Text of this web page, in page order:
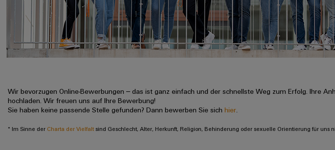
Wir bevorzugen Online-Bewerbungen – das ist ganz einfach und der schnellste Weg zum Erfolg. Ihre
hochladen. Wir freuen uns auf Ihre Bewerbung!
Sie haben keine passende Stelle gefunden? Dann bewerben Sie sich hier
* Im Sinne der Charta der Vielfalt sind Geschlecht, Alter, Herkunft, Religion, Behinderung oder sexuelle Orientierung für uns